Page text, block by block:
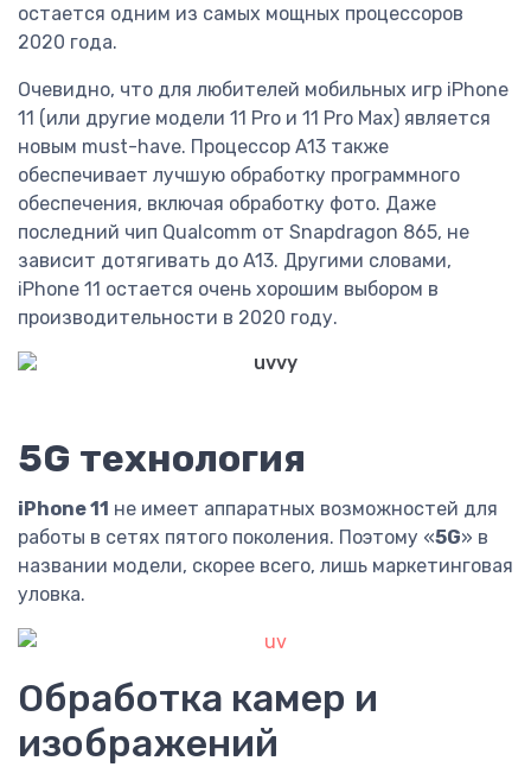
остается одним из самых мощных процессоров
2020 года.
Очевидно, что для любителей мобильных игр iPhone
11 (или другие модели 11 Pro и 11 Pro Max) является
новым must-have. Процессор A13 также
обеспечивает лучшую обработку программного
обеспечения, включая обработку фото. Даже
последний чип Qualcomm от Snapdragon 865, не
зависит дотягивать до A13. Другими словами,
iPhone 11 остается очень хорошим выбором в
производительности в 2020 году.
5G технология
iPhone 11 не имеет аппаратных возможностей для
работы в сетях пятого поколения. Поэтому «5G» в
названии модели, скорее всего, лишь маркетинговая
уловка.
Обработка камер и
изображений